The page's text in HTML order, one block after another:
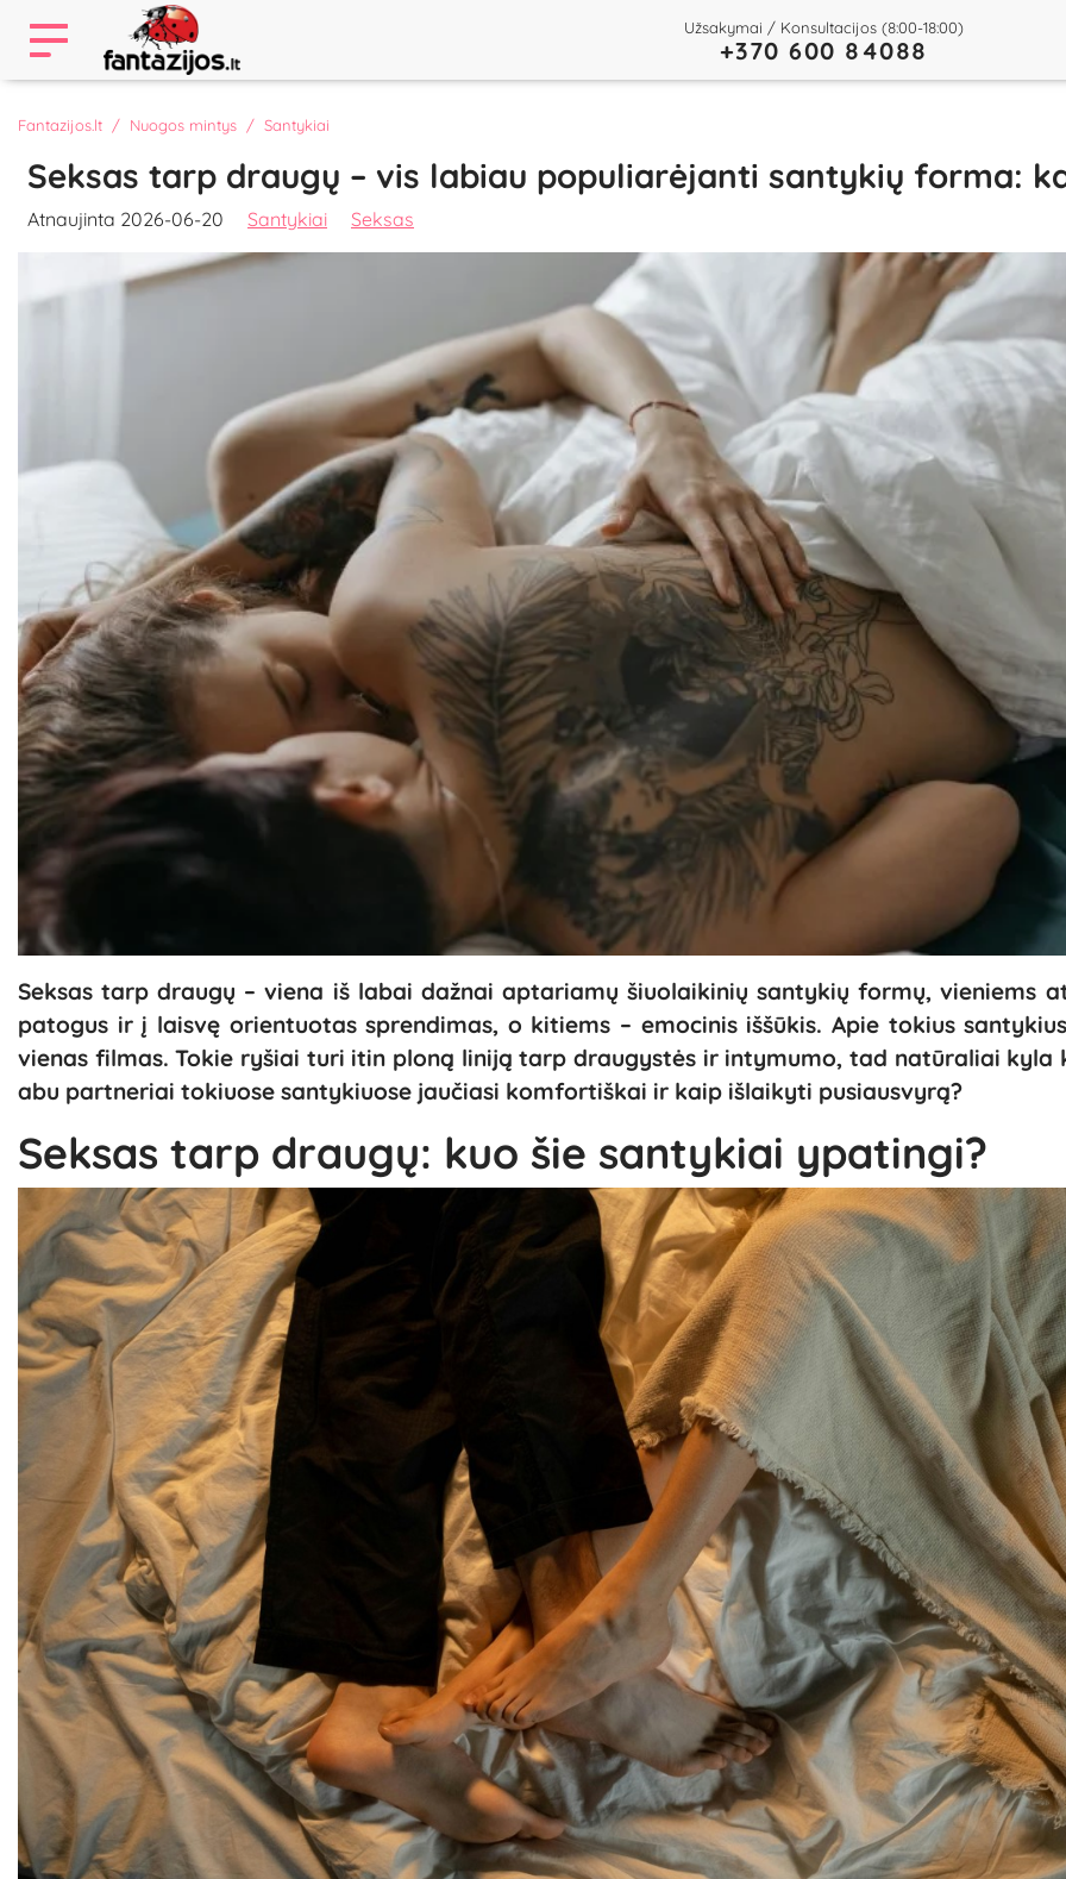
Užsakymai / Konsultacijos (8:00-18:00)
+370 600 84088
Fantazijos.lt Nuogos mintys Santykiai
Seksas tarp draugų – vis labiau populiarėjanti santykių forma:
Atnaujinta 2026-06-20 Santykiai Seksas
Seksas tarp draugų – viena iš labai dažnai aptariamų šiuolaikinių santykių formų, vieniems
patogus ir į laisvę orientuotas sprendimas, o kitiems – emocinis iššūkis. Apie tokius
vienas filmas. Tokie ryšiai turi itin ploną liniją tarp draugystės ir intymumo, tad natūraliai kyla
abu partneriai tokiuose santykiuose jaučiasi komfortiškai ir kaip išlaikyti pusiausvyrą?
Seksas tarp draugų: kuo šie santykiai ypatingi?